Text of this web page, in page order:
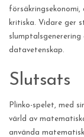
kritiska. Vidare ger
datavetenskap.
Slutsats
Plinko-spelet, med
värld av
använda